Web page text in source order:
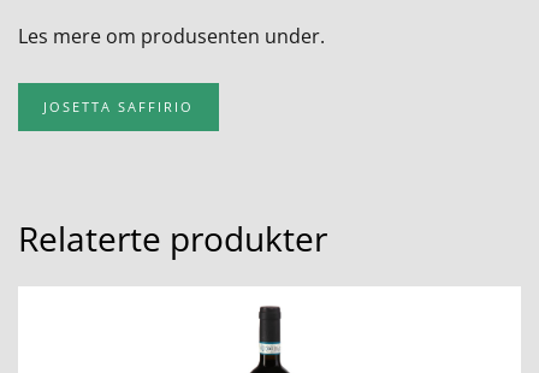
Les mere om produsenten under.
JOSETTA SAFFIRIO
Relaterte produkter